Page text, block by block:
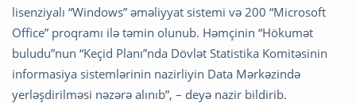
lisenziyalı “Windows” əməliyyat sistemi və 200 “Microsoft
Office” proqramı ilə təmin olunub. Həmçinin “Hökumət
buludu”nun “Keçid Planı”nda Dövlət Statistika Komitəsinin
informasiya sistemlərinin nazirliyin Data Mərkəzində
yerləşdirilməsi nəzərə alınıb”, – deyə nazir bildirib.